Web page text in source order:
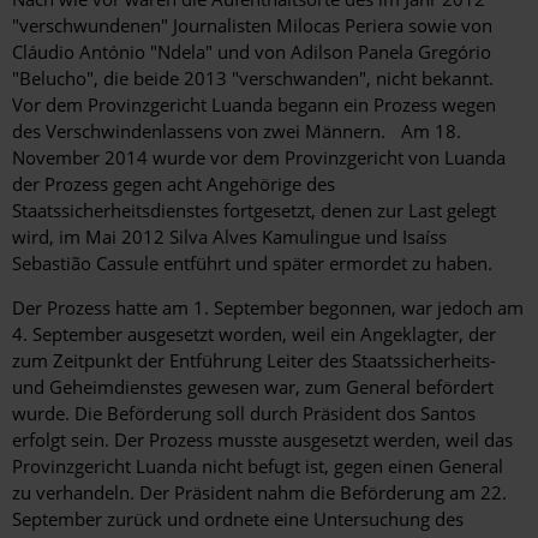
"verschwundenen" Journalisten Milocas Periera sowie von
Cláudio António "Ndela" und von Adilson Panela Gregório
"Belucho", die beide 2013 "verschwanden", nicht bekannt.
Vor dem Provinzgericht Luanda begann ein Prozess wegen
des Verschwindenlassens von zwei Männern. Am 18.
November 2014 wurde vor dem Provinzgericht von Luanda
der Prozess gegen acht Angehörige des
Staatssicherheitsdienstes fortgesetzt, denen zur Last gelegt
wird, im Mai 2012 Silva Alves Kamulingue und Isaíss
Sebastião Cassule entführt und später ermordet zu haben.
Der Prozess hatte am 1. September begonnen, war jedoch am
4. September ausgesetzt worden, weil ein Angeklagter, der
zum Zeitpunkt der Entführung Leiter des Staatssicherheits-
und Geheimdienstes gewesen war, zum General befördert
wurde. Die Beförderung soll durch Präsident dos Santos
erfolgt sein. Der Prozess musste ausgesetzt werden, weil das
Provinzgericht Luanda nicht befugt ist, gegen einen General
zu verhandeln. Der Präsident nahm die Beförderung am 22.
September zurück und ordnete eine Untersuchung des